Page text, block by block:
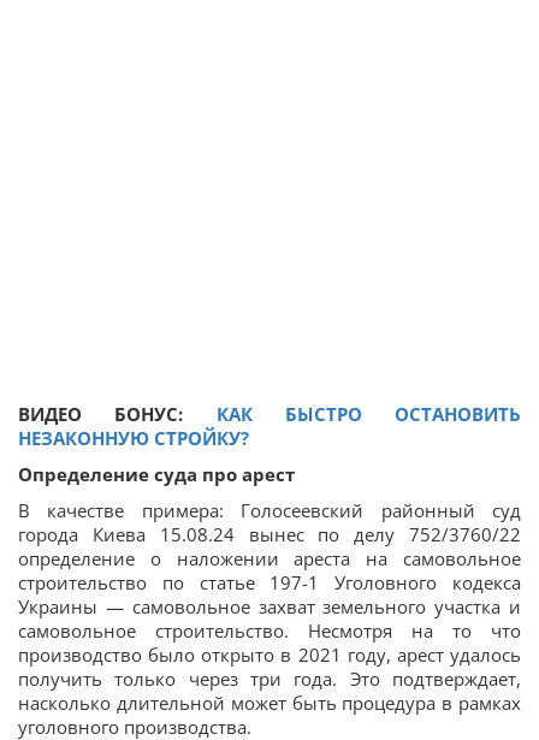
ВИДЕО БОНУС: КАК БЫСТРО ОСТАНОВИТЬ
НЕЗАКОННУЮ СТРОЙКУ?
Определение суда про арест
В качестве примера: Голосеевский районный суд
города Киева 15.08.24 вынес по делу 752/3760/22
определение о наложении ареста на самовольное
строительство по статье 197-1 Уголовного кодекса
Украины — самовольное захват земельного участка и
самовольное строительство. Несмотря на то что
производство было открыто в 2021 году, арест удалось
получить только через три года. Это подтверждает,
насколько длительной может быть процедура в рамках
уголовного производства.